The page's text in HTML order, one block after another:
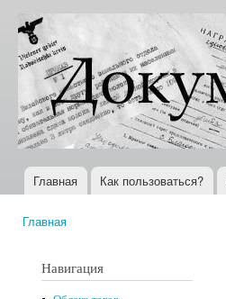
Документы
XX века
Всемирная
история в
Интернете
Главное меню
Главная Как пользоваться?
Главная
Навигация